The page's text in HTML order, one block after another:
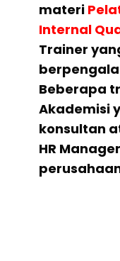
materi
Internal
Trainer
Beberapa
Akademisi
konsultan
HR
perusahaan